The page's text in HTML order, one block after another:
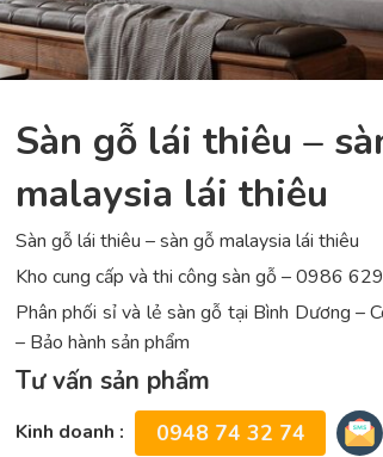
Sàn gỗ lái thiêu –
malaysia lái thiêu
Sàn gỗ lái thiêu – sàn gỗ malaysia lái thiêu
Kho cung cấp và thi công sàn gỗ – 0986
Phân phối sỉ và lẻ sàn gỗ tại Bình Dương –
– Bảo hành sản phẩm
Tư vấn sản phẩm
Kinh doanh : 0948 74 32 74